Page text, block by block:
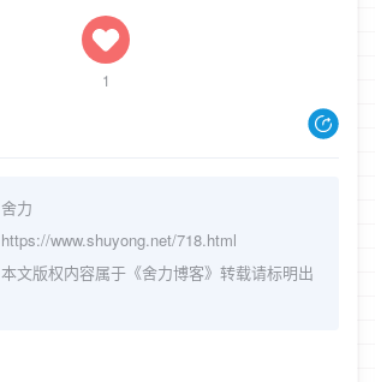
1
舍力
https://www.shuyong.net/718.html
本文版权内容属于《舍力博客》转载请标明出